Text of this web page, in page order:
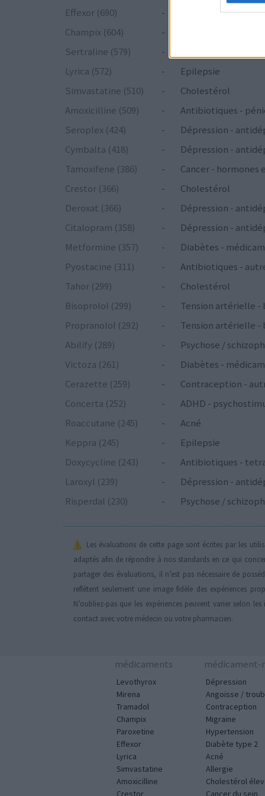
Effexor (690)
-
Dépression -
Champix (604)
-
Sertraline (579)
-
Lyrica (572)
-
Epilepsie
Simvastatine (510)
-
Cholestérol
Amoxicilline (509)
-
Antibiotiques -
Seroplex (424)
-
Dépression -
Cymbalta (418)
-
Dépression -
Tamoxifene (386)
-
Cancer - hormones
Crestor (366)
-
Cholestérol
Deroxat (366)
-
Dépression -
Citalopram (358)
-
Dépression -
Metformine (357)
-
Diabètes -
Pyostacine (311)
-
Antibiotiques -
Tahor (299)
-
Cholestérol
Bisoprolol (299)
-
Tension artérielle -
Propranolol (292)
-
Tension artérielle -
Abilify (289)
-
Psychose /
Victoza (261)
-
Diabètes -
Cerazette (259)
-
Contraception -
Concerta (252)
-
ADHD -
Roaccutane (245)
-
Acné
Keppra (245)
-
Epilepsie
Doxycycline (243)
-
Antibiotiques -
Laroxyl (239)
-
Dépression -
Risperdal (230)
- Psychose /
Les évaluations de cette page sont écrites par les
adaptés afin de répondre à nos standards en ce qui
partager des évaluations, il n’est pas nécessaire de
reflètent seulement une image fidèle des expériences
N’oubliez-pas que les expériences peuvent varier selon
contact avec votre médecin ou votre pharmacien.
médicaments
Levothyrox
Mirena
Tramadol
Champix
Paroxetine
Effexor
Lyrica
Simvastatine
Amoxicilline
Crestor
médicament-
Dépression
Angoisse /
Contraception
Migraine
Hypertension
Diabète type 2
Acné
Allergie
Cholestérol
Cancer du sein